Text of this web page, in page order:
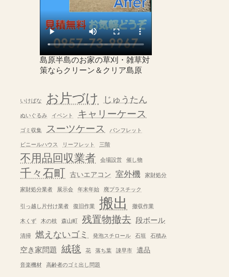
島原半島のお家の草刈・雑草対
策ならクリーン＆クリア島原
いけばな お片づけ じゅうたん
ぬいぐるみ イベント キャリーケース
ゴミ収集 スーツケース パンフレット
ビニールハウス リーフレット 三階
不用品回収業者 会場設営 催し物
千々石町 古いエアコン 室外機 家財処分
家財処分業者 展示会 年末年始 廃プラスチック
引っ越し片付け業者 復旧作業 搬出 撤収作業
木くず 木の枝 森山町 残置物撤去 段ボール
清掃 燃えないゴミ 発泡スチロール 石垣 石積み
空き家問題 絨毯 花 落ち葉 諌早市 遺品
音楽機材 高齢者のゴミ出し問題